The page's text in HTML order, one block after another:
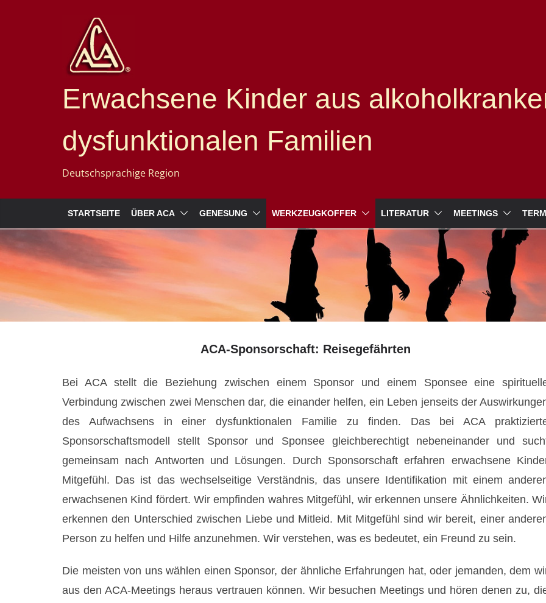
Erwachsene Kinder aus
dysfunktionalen Familien
Deutschsprachige Region
STARTSEITE ÜBER ACA GENESUNG WERKZEUGKOFFER LITERATUR MEETINGS
ACA-Sponsorschaft: Reisegefährten
Bei ACA stellt die Beziehung zwischen einem Sponsor und einem Sponsee eine
Verbindung zwischen zwei Menschen dar, die einander helfen, ein Leben jenseits der
des Aufwachsens in einer dysfunktionalen Familie zu finden. Das bei ACA
Sponsorschaftsmodell stellt Sponsor und Sponsee gleichberechtigt nebeneinander und
gemeinsam nach Antworten und Lösungen. Durch Sponsorschaft erfahren erwachsene
Mitgefühl. Das ist das wechselseitige Verständnis, das unsere Identifikation mit einem
erwachsenen Kind fördert. Wir empfinden wahres Mitgefühl, wir erkennen unsere Ähnlichkeiten.
erkennen den Unterschied zwischen Liebe und Mitleid. Mit Mitgefühl sind wir bereit, einer
Person zu helfen und Hilfe anzunehmen. Wir verstehen, was es bedeutet, ein Freund zu sein.
Die meisten von uns wählen einen Sponsor, der ähnliche Erfahrungen hat, oder jemanden, dem
aus den ACA-Meetings heraus vertrauen können. Wir besuchen Meetings und hören denen zu,